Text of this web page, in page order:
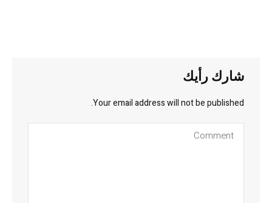
شارك رأيك
Your email address will not be published.